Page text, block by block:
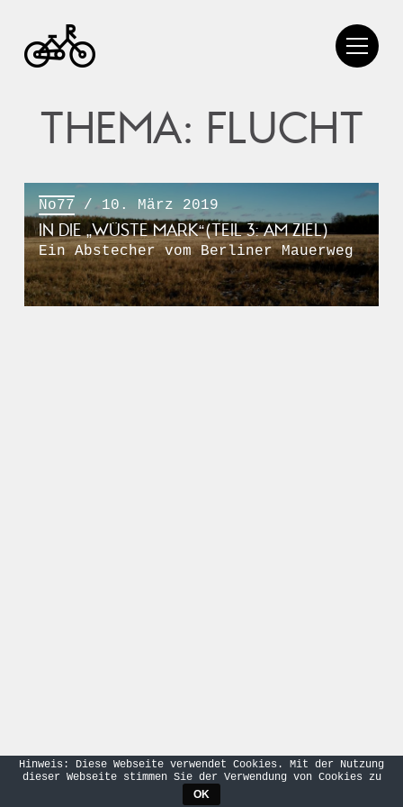
THEMA: FLUCHT
No77 / 10. März 2019
IN DIE „WÜSTE MARK“(TEIL 3: AM ZIEL)
Ein Abstecher vom Berliner Mauerweg
Hinweis: Diese Webseite verwendet Cookies. Mit der Nutzung
dieser Webseite stimmen Sie der Verwendung von Cookies zu
OK